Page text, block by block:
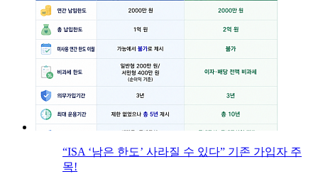
“ISA ‘남은 한도’ 사라질 수 있다” 기존 가입자 주
목!